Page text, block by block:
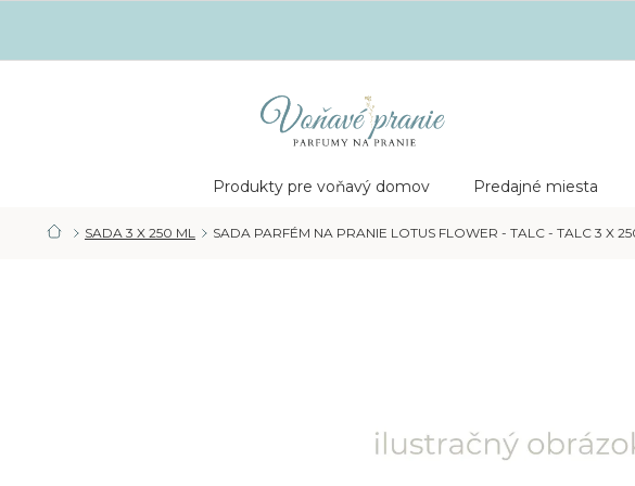
obsah
Produkty pre voňavý domov Predajné miesta
DOMOV
SADA 3 X 250 ML SADA PARFÉM NA PRANIE LOTUS FLOWER - TALC - TALC 3 X